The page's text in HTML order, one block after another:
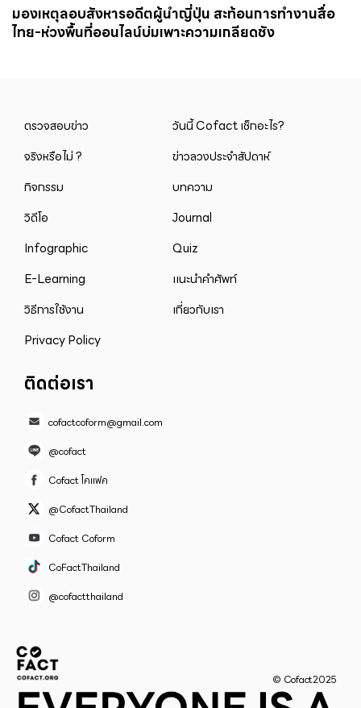
มองเหตุลอบสังหารอดีตผู้นำญี่ปุ่น สะท้อนการทำงานสื่อ
ไทย-ห่วงพื้นที่ออนไลน์บ่มเพาะความเกลียดชัง
ตรวจสอบข่าว
วันนี้ Cofact เช็กอะไร?
จริงหรือไม่ ?
ข่าวลวงประจำสัปดาห์
กิจกรรม
บทความ
วิดีโอ
Journal
Infographic
Quiz
E-Learning
แนะนำคำศัพท์
วิธีการใช้งาน
เกี่ยวกับเรา
Privacy Policy
ติดต่อเรา
cofactcoform@gmail.com
@cofact
Cofact โคแฟค
@CofactThailand
Cofact Coform
CoFactThailand
@cofactthailand
© Cofact2025